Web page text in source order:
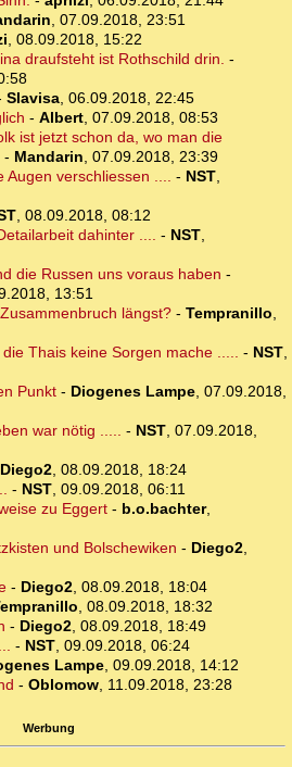
, 07.09.2018, 23:51
, 08.09.2018, 15:22
draufsteht ist Rothschild drin. -
Slavisa, 06.09.2018, 22:45
- Albert, 07.09.2018, 08:53
ist jetzt schon da, wo man die
- Mandarin, 07.09.2018, 23:39
Augen verschliessen .... - NST,
, 08.09.2018, 08:12
dahinter .... - NST,
die Russen uns voraus haben -
13:51
längst?- Tempranillo,
Thais keine Sorgen mache ..... - NST,
Punkt- Diogenes Lampe, 07.09.2018,
war nötig ..... - NST, 07.09.2018,
Diego2, 08.09.2018, 18:24
- NST, 09.09.2018, 06:11
zu Eggert- b.o.bachter,
und Bolschewiken - Diego2,
- Diego2, 08.09.2018, 18:04
, 08.09.2018, 18:32
- Diego2, 08.09.2018, 18:49
- NST, 09.09.2018, 06:24
Lampe, 09.09.2018, 14:12
- Oblomow, 11.09.2018, 23:28
Werbung